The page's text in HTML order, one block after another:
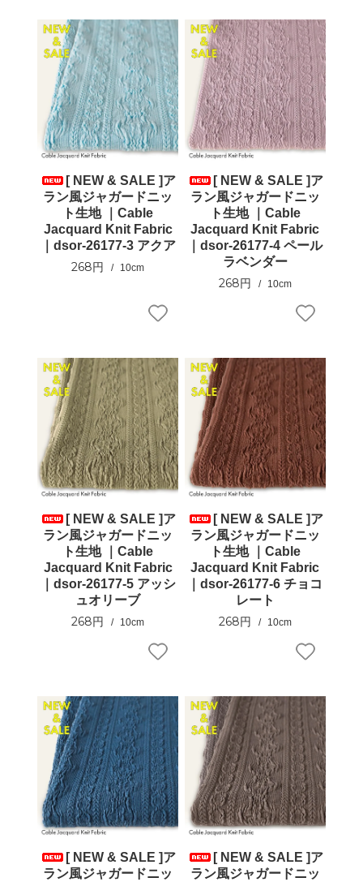
[ NEW & SALE ]ア
ラン風ジャガードニッ
ト生地 ｜Cable
Jacquard Knit Fabric
｜dsor-26177-3 アクア
268円 10cm
[ NEW & SALE ]ア
ラン風ジャガードニッ
ト生地 ｜Cable
Jacquard Knit Fabric
｜dsor-26177-4 ペール
ラベンダー
268円 10cm
[ NEW & SALE ]ア
ラン風ジャガードニッ
ト生地 ｜Cable
Jacquard Knit Fabric
｜dsor-26177-5 アッシ
ュオリーブ
268円 10cm
[ NEW & SALE ]ア
ラン風ジャガードニッ
ト生地 ｜Cable
Jacquard Knit Fabric
｜dsor-26177-6 チョコ
レート
268円 10cm
[ NEW & SALE ]ア
ラン風ジャガードニッ
[ NEW & SALE ]ア
ラン風ジャガードニッ